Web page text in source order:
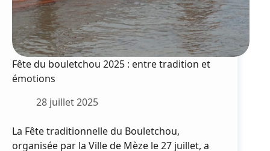
Fête du bouletchou 2025 : entre tradition et
émotions
28 juillet 2025
La Fête traditionnelle du Bouletchou,
organisée par la Ville de Mèze le 27 juillet, a